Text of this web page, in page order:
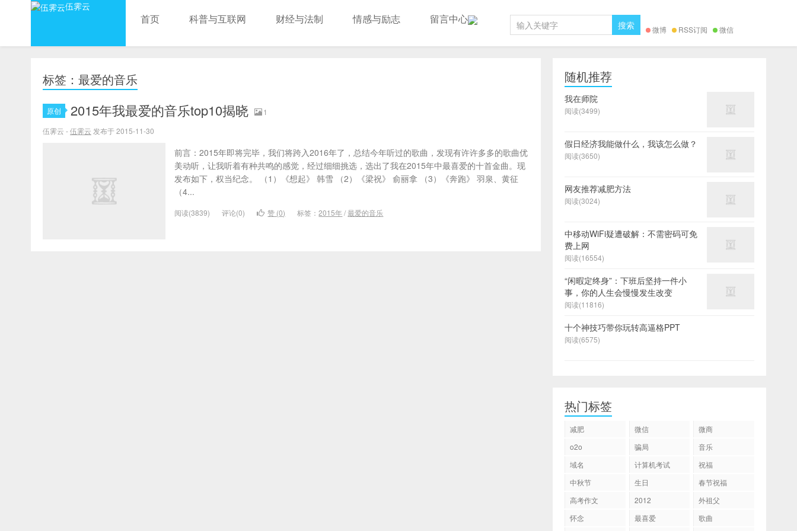
伍霁云
首页 科普与互联网 财经与法制 情感与励志 留言中心
微博 RSS订阅 微信
标签：最爱的音乐
原创 2015年我最爱的音乐top10揭晓
1
伍霁云 -伍霁云 发布于 2015-11-30
前言：2015年即将完毕，我们将跨入2016年了，总结今年听过的歌曲，发现有许许多多的歌曲优
美动听，让我听着有种共鸣的感觉，经过细细挑选，选出了我在2015年中最喜爱的十首金曲。现
发布如下，权当纪念。 （1）《想起》 韩雪 （2）《梁祝》 俞丽拿 （3）《奔跑》 羽泉、黄征
（4...
阅读(3839) 评论(0) 赞 (0) 标签：2015年/最爱的音乐
随机推荐
我在师院
阅读(3499)
假日经济我能做什么，我该怎么做？
阅读(3650)
网友推荐减肥方法
阅读(3024)
中移动WiFi疑遭破解：不需密码可免
费上网
阅读(16554)
“闲暇定终身”：下班后坚持一件小
事，你的人生会慢慢发生改变
阅读(11816)
十个神技巧带你玩转高逼格PPT
阅读(6575)
热门标签
减肥 微信
微商
o2o
骗局
音乐
域名
计算机考试
祝福
中秋节
生日
春节祝福
高考作文
2012
外祖父
怀念
最喜爱
歌曲